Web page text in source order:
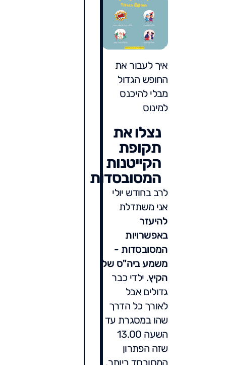
איך לעבור את
החופש הגדול
מבלי להיכנס
למינוס
נצלו את
תקופת
הקייטנות
המסובסדות
לרב בחודש יולי
אני משתדלת
להיעזר
באפשרויות
המסובסדות -
משמע ביה"ס של
הקיץ. ילדי כבר
גדולים אבל
לאורך כל הדרך
שהו במסגרת עד
השעה 13.00
שזה הפתרון
המסובסד ביותר.